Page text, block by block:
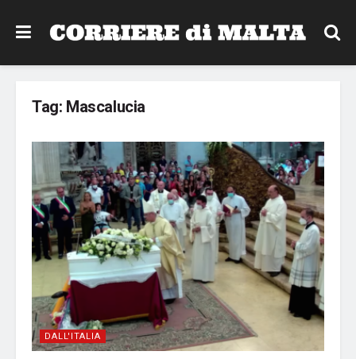
Tag: Mascalucia
DALL'ITALIA